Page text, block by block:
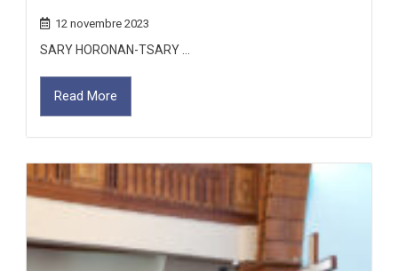
12 novembre 2023
SARY HORONAN-TSARY ...
Read More